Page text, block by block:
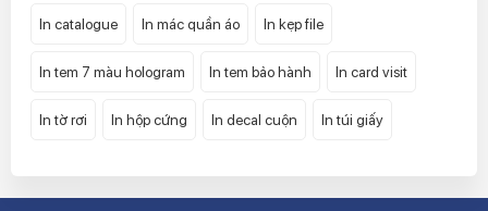
In catalogue In mác quần áo In kẹp file
In tem 7 màu hologram In tem bảo hành In card visit
In tờ rơi In hộp cứng In decal cuộn In túi giấy